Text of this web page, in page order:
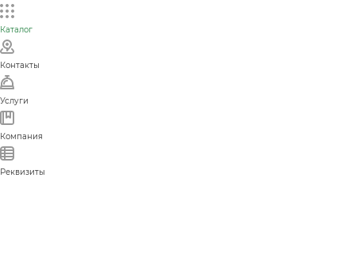
Каталог
Контакты
Услуги
Компания
Реквизиты